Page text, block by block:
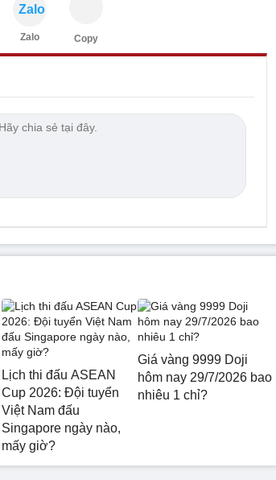
Zalo
Zalo Copy
Lịch thi đấu ASEAN
Cup 2026: Đội tuyển
Việt Nam đấu
Singapore ngày nào,
mấy giờ?
Giá vàng 9999 Doji
hôm nay 29/7/2026 bao
nhiêu 1 chỉ?